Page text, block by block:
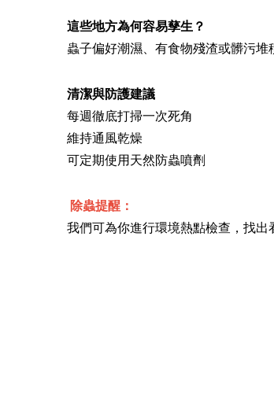
這些地方為何容易孳生？
蟲子偏好潮濕、有食物殘渣或髒污
清潔與防護建議
每週徹底打掃一次死角
維持通風乾燥
可定期使用天然防蟲噴劑
除蟲提醒：
我們可為你進行環境熱點檢查，找出